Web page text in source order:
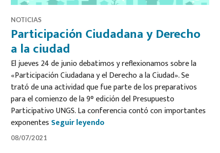
NOTICIAS
Participación Ciudadana y Derecho
a la ciudad
El jueves 24 de junio debatimos y reflexionamos sobre la
«Participación Ciudadana y el Derecho a la Ciudad». Se
trató de una actividad que fue parte de los preparativos
para el comienzo de la 9° edición del Presupuesto
Participativo UNGS. La conferencia contó con importantes
exponentes Seguir leyendo
08/07/2021